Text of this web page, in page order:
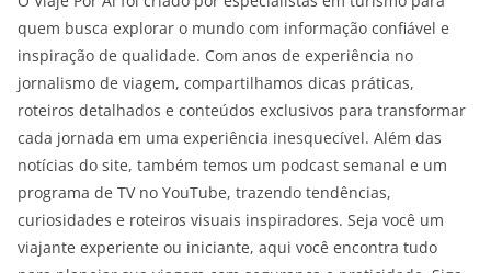
quem busca explorar o mundo com informação confiável e
inspiração de qualidade. Com anos de experiência no
jornalismo de viagem, compartilhamos dicas práticas,
roteiros detalhados e conteúdos exclusivos para transformar
cada jornada em uma experiência inesquecível. Além das
notícias do site, também temos um podcast semanal e um
programa de TV no YouTube, trazendo tendências,
curiosidades e roteiros visuais inspiradores. Seja você um
viajante experiente ou iniciante, aqui você encontra tudo